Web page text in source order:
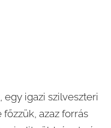
egy igazi szilveszteri
azaz forrás